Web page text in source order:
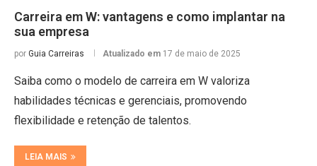
Carreira em W: vantagens e como implantar na
sua empresa
por Guia Carreiras Atualizado em 17 de maio de 2025
Saiba como o modelo de carreira em W valoriza
habilidades técnicas e gerenciais, promovendo
flexibilidade e retenção de talentos.
LEIA MAIS